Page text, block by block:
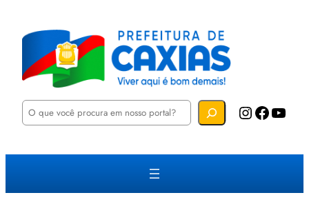
P
u
a
Instagram Facebook YouTube